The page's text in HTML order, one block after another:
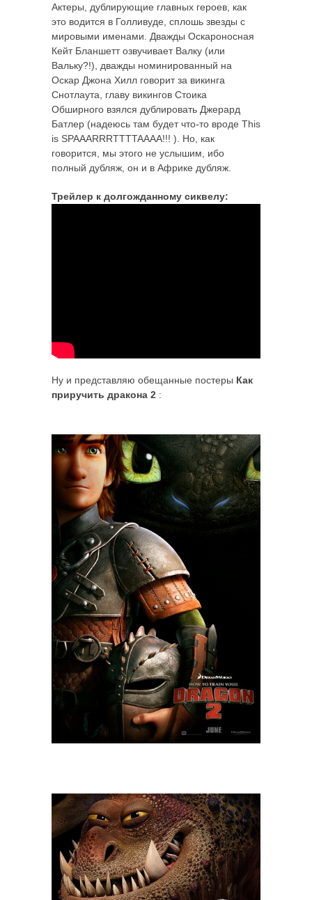
Актеры, дублирующие главных героев, как
это водится в Голливуде, сплошь звезды с
мировыми именами. Дважды Оскароносная
Кейт Бланшетт озвучивает Валку (или
Вальку?!), дважды номинированный на
Оскар Джона Хилл говорит за викинга
Снотлаута, главу викингов Стоика
Обширного взялся дублировать Джерард
Батлер (надеюсь там будет что-то вроде This
is SPAAARRRTTTTAAAA!!! ). Но, как
говорится, мы этого не услышим, ибо
полный дубляж, он и в Африке дубляж.
Трейлер к долгожданному сиквелу:
Ну и представляю обещанные постеры Как
приручить дракона 2 :